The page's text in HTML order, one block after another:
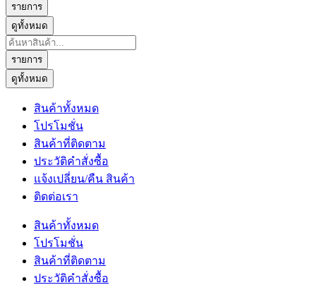
รายการ
ดูทั้งหมด
Search
...
รายการ
ดูทั้งหมด
สินค้าทั้งหมด
โปรโมชั่น
สินค้าที่ติดตาม
ประวัติคำสั่งซื้อ
แจ้งเปลี่ยน/คืน สินค้า
ติดต่อเรา
สินค้าทั้งหมด
โปรโมชั่น
สินค้าที่ติดตาม
ประวัติคำสั่งซื้อ